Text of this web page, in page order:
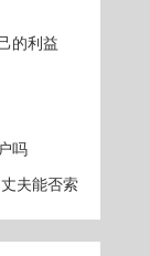
的利益
吗
夫能否索